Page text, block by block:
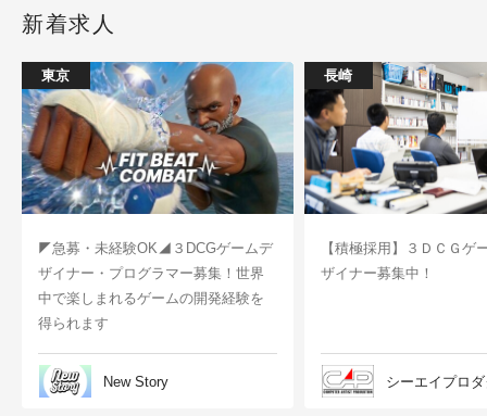
新着求人
東京
◤急募・未経験OK◢３DCGゲームデ
ザイナー・プログラマー募集！世界
中で楽しまれるゲームの開発経験を
得られます
New Story
長崎
【積極採用】３ＤＣＧゲ
ザイナー募集中！
シーエイプロ